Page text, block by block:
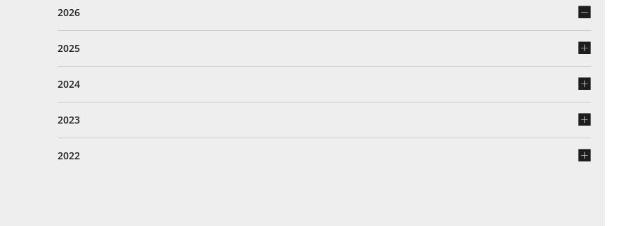
2026
2025
2024
2023
2022